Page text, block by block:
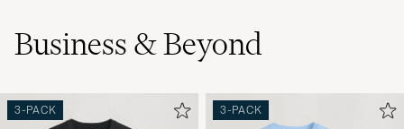
Business & Beyond
3-PACK 3-PACK